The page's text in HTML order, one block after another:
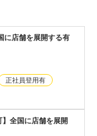
に店舗を展開する有
正社員登用有
】全国に店舗を展開